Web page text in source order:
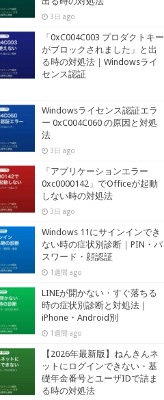
3日 ago
「0xC004C003 プロダクトキー
がブロックされました」と出
る時の対処法｜Windowsライ
センス認証
Windowsライセンス認証エラ
ー 0xC004C060 の原因と対処
法
3日 ago
「アプリケーションエラー
0xc0000142」でOfficeが起動
しない時の対処法
3日 ago
Windows 11にサインインでき
ない時の症状別診断｜PIN・パ
スワード・顔認証
1週間 ago
LINEが開かない・すぐ落ちる
時の症状別診断と対処法｜
iPhone・Android別
1週間 ago
【2026年最新版】ねんきんネ
ットにログインできない・基
礎年金番号とユーザIDで詰ま
る時の対処法